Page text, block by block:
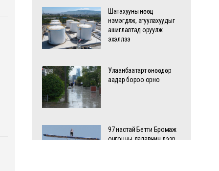
Шатахууны нөөц
нэмэгдүүлж, агуулахуудыг
ашиглалтад оруулж
эхэллээ
Улаанбаатарт өнөөдөр
аадар бороо орно
97 настай Бетти Бромаж
онгоцны далавчин дээр